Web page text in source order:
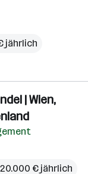
jährlich
| Wien,
€ jährlich